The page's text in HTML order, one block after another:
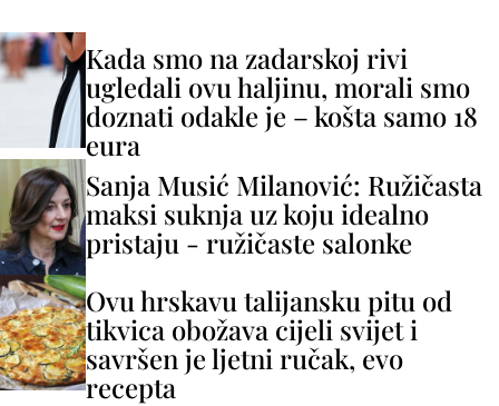
Kada smo na zadarskoj rivi
ugledali ovu haljinu, morali smo
doznati odakle je – košta samo 18
eura
Sanja Musić Milanović: Ružičasta
maksi suknja uz koju idealno
pristaju - ružičaste salonke
Ovu hrskavu talijansku pitu od
tikvica obožava cijeli svijet i
savršen je ljetni ručak, evo
recepta